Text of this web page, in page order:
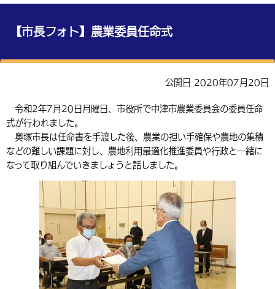
言語を選択
英語（English） 中国語（簡体字）
中国語（繁体字） 韓国語（한국어）
組織案内
総合メニュー
保険・年金
福祉・介護 健康・予防
税金
環境・衛生 生涯学習・スポーツ・人権
外国人の方向け情報
入札・契約 産業・雇用
農林水産業 税金
都市整備
子育て・教育
施設情報 子どもを預ける
手当・助成 健康・医療
相談・支援・情報 計画・施策
観光・移住
観光なび スポットを探す
遊ぶ・体験する グルメ・食べる
買う・おみやげ 四季のイベント・祭り
移住・定住
市政情報
中津市について 市役所の紹介
地方創生・地域活性化 広報・広聴
行政・計画
【市長フォト】農業委員任命式
公開日 2020年07月20日
令和2年7月20日月曜日、市役所で中津市農業委員会の委員任命
式が行われました。
奥塚市長は任命書を手渡した後、農業の担い手確保や農地の集積
などの難しい課題に対し、農地利用最適化推進委員や行政と一緒に
なって取り組んでいきましょうと話しました。